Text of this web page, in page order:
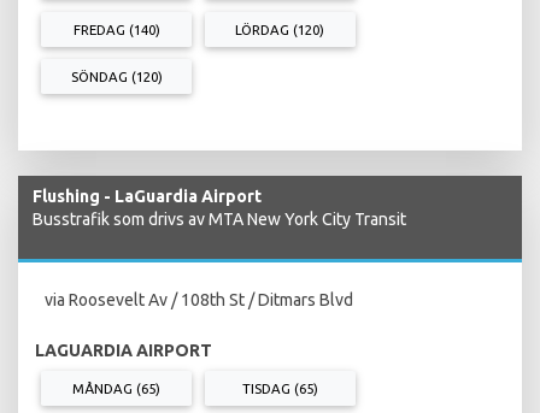
FREDAG (140) LÖRDAG (120)
SÖNDAG (120)
Flushing - LaGuardia Airport
Busstrafik som drivs av MTA New York City Transit
via Roosevelt Av / 108th St / Ditmars Blvd
LAGUARDIA AIRPORT
MÅNDAG (65) TISDAG (65)